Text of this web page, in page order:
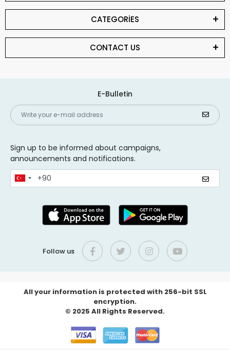
CATEGORİES
CONTACT US
E-Bulletin
Sign up to be informed about campaigns,
announcements and notifications.
Follow us
All your information is protected with 256-bit SSL
encryption.
© 2025 All Rights Reserved.